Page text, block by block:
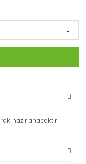
hazırlanacaktır.